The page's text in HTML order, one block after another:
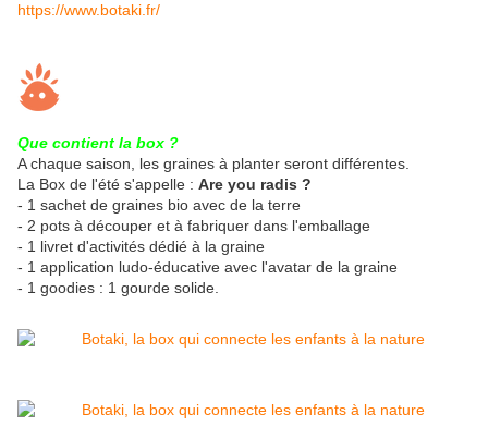
https://www.botaki.fr/
Que contient la box ?
A chaque saison, les graines à planter seront différentes.
La Box de l'été s'appelle : Are you radis ?
- 1 sachet de graines bio avec de la terre
- 2 pots à découper et à fabriquer dans l'emballage
- 1 livret d'activités dédié à la graine
- 1 application ludo-éducative avec l'avatar de la graine
- 1 goodies : 1 gourde solide.